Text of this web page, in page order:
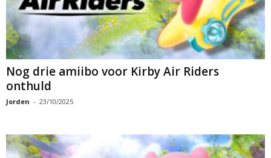
Nog drie amiibo voor Kirby Air Riders
onthuld
Jorden - 23/10/2025